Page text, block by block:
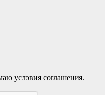
условия соглашения.